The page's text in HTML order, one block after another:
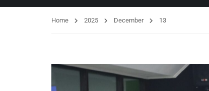
Home 2025 December 13